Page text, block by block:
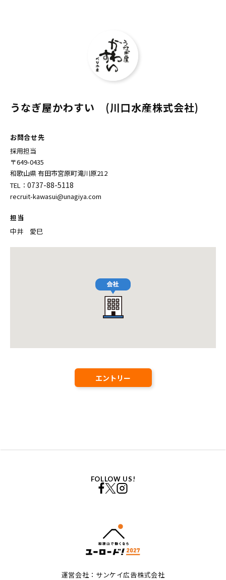
うなぎ屋かわすい (川口水産株式会社)
お問合せ先
採用担当
〒649-0435
和歌山県 有田市宮原町滝川原212
TEL： 0737-88-5118
recruit-kawasui@unagiya.com
担当
中井 愛巳
エントリー
FOLLOW US!
運営会社：サンケイ広告株式会社